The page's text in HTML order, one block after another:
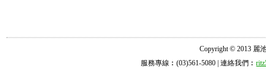
Copyright © 2013 麗
服務專線︰(03)561-5080 | 連絡我們︰